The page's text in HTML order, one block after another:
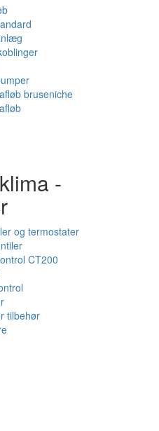
bruseniche
-
og termostater
CT200
tilbehør